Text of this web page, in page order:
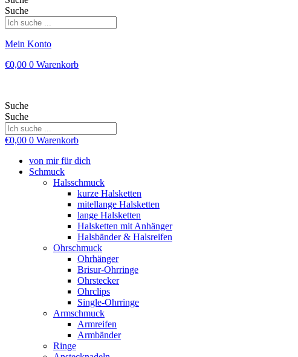
Suche
Mein Konto
€0,00 0 Warenkorb
Suche
Suche
€0,00 0 Warenkorb
von mir für dich
Schmuck
Halsschmuck
kurze Halsketten
mitellange Halsketten
lange Halsketten
Halsketten mit Anhänger
Halsbänder & Halsreifen
Ohrschmuck
Ohrhänger
Brisur-Ohrringe
Ohrstecker
Ohrclips
Single-Ohrringe
Armschmuck
Armreifen
Armbänder
Ringe